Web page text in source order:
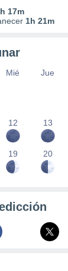
17m
1h 21m
Mié Jue
12 13
19 20